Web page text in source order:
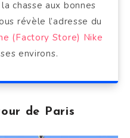
chasse aux bonnes
révèle l’adresse du
(Factory Store) Nike
environs.
de Paris